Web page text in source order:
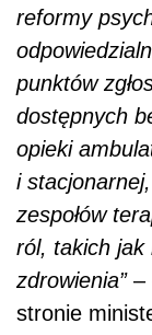
reformy
punktów
dostępnych
opieki
i
zespołów
ról, takich jak
zdrowienia”–
stronie